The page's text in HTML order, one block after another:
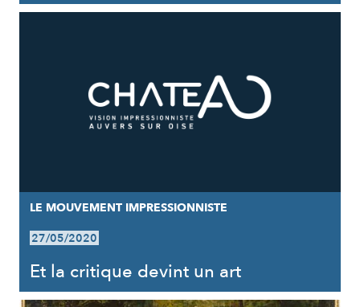
LE MOUVEMENT IMPRESSIONNISTE
27/05/2020
Et la critique devint un art